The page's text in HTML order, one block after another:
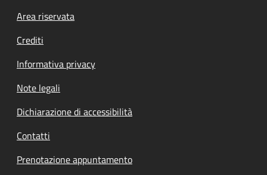
Footer menu
Area riservata
Crediti
Informativa privacy
Note legali
Dichiarazione di accessibilità
Contatti
Prenotazione appuntamento